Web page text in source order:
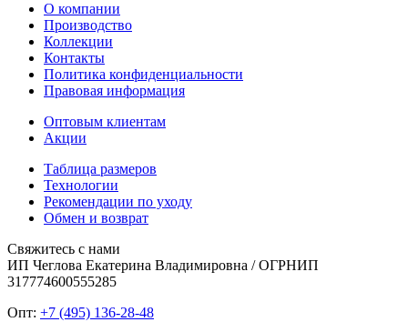
О компании
Производство
Коллекции
Контакты
Политика конфиденциальности
Правовая информация
Оптовым клиентам
Акции
Таблица размеров
Технологии
Рекомендации по уходу
Обмен и возврат
Свяжитесь с нами
ИП Чеглова Екатерина Владимировна / ОГРНИП
317774600555285
Опт: +7 (495) 136-28-48